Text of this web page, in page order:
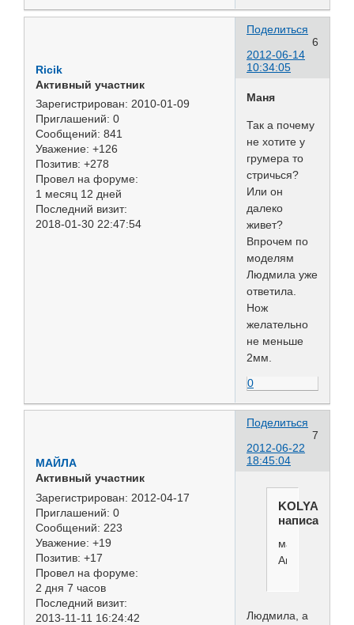
Поделиться
6
2012-06-14
10:34:05
Ricik
Активный участник
Зарегистрирован: 2010-01-09
Приглашений: 0
Сообщений: 841
Уважение: +126
Позитив: +278
Провел на форуме:
1 месяц 12 дней
Последний визит:
2018-01-30 22:47:54
Маня
Так а почему
не хотите у
грумера то
стричься?
Или он
далеко
живет?
Впрочем по
моделям
Людмила уже
ответила.
Нож
желательно
не меньше
2мм.
0
Поделиться
7
2012-06-22
18:45:04
МАЙЛА
Активный участник
Зарегистрирован: 2012-04-17
Приглашений: 0
Сообщений: 223
Уважение: +19
Позитив: +17
Провел на форуме:
2 дня 7 часов
Последний визит:
2013-11-11 16:24:42
написал(а):
машинки
Андис
Людмила, а